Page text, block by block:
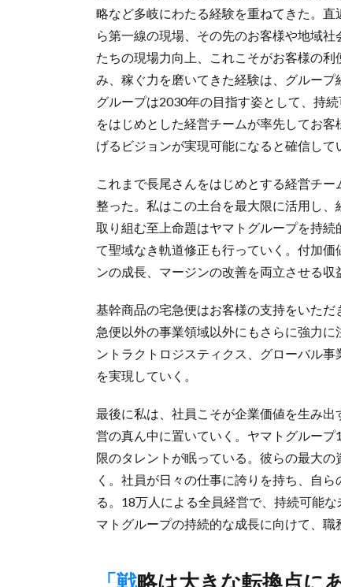
略など多岐にわたる経験を重ねてきた。
ら第一線の現場、その先のお客様や地域
たちの現場力向上、これこそがお客様の
み、稼ぐ力を磨いてきた経験は、グルー
グループは2030年の目指す姿として、持
をはじめとした経営チームが率先してお
げるビジョンが実現可能になると確信して
これまで長尾さんをはじめとする経営チ
整った。私はこの土台を最大限に活用し
取り組む至上命題はヤマトグループを持
て聖域なき軌道修正も行っていく。付加
ンの成長、マージンの改善を両立させる収
基幹商品の宅急便はお客様の支持をいた
急便以外の事業領域以外にもさらに強力
ントラクトロジスティクス、グローバル
を実現していく。
最後に私は、社員こそが企業価値を生み
営の真ん中に置いていく。ヤマトグルー
限のタレントが眠っている。彼らの最大
く。社員が日々の仕事に誇りを持ち、自
る。18万人による全員経営で、持続可能
マトグループの持続的な成長に向けて、職
「戦略は大きな転換点に